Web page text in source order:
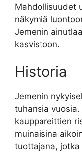
Mahdollisuudet
näkymiä
Jemenin
kasvistoon.
Historia
Jemenin
tuhansia
kauppareittien
muinaisina
tuottajana,